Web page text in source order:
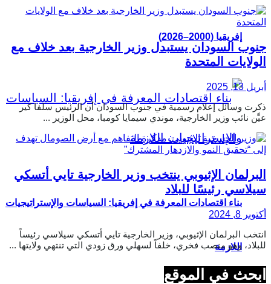
إفريقيا (2000–2026)
بناء اقتصادات المعرفة في إفريقيا: السياسات والإستراتيجيات
اللازمة
جنوب السودان يستبدل وزير الخارجية بعد خلاف مع
الولايات المتحدة
أبريل 13, 2025
ذكرت وسائل إعلام رسمية في جنوب السودان أن الرئيس سلفا كير
عيَّن نائب وزير الخارجية، موندي سيمايا كومبا، محل الوزير ...
البرلمان الإثيوبي ينتخب وزير الخارجية تايي أتسكي
سيلاسي رئيسًا للبلاد
أكتوبر 8, 2024
انتخب البرلمان الإثيوبي، وزير الخارجية تايي أتسكي سيلاسي رئيساً
للبلاد، وهو منصب فخري، خلفاً لسهلي ورق زودي التي تنتهي ولايتها ...
ابحث في الموقع